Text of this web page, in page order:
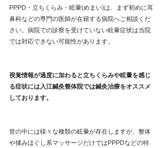
PPPD・立ちくらみ・眩暈(めまい)は、まず初めに耳
鼻科などの専門の医師が在籍する病院へご相談くだ
さい。病院での診察を受けていない眩暈症状は当院
では対応できない可能性があります。
視覚情報が過度に加わると立ちくらみや眩暈を感じ
る症状には入江鍼灸整体院では鍼灸治療をオススメ
しております。
世の中には様々な種類の眩暈が存在しますが、整体
や揉みほぐし系マッサージだけではPPPDなどの特